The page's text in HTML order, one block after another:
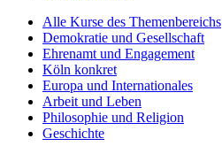
Alle Kurse des Themenbereichs
Demokratie und Gesellschaft
Ehrenamt und Engagement
Köln konkret
Europa und Internationales
Arbeit und Leben
Philosophie und Religion
Geschichte